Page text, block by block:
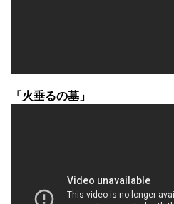
「火垂るの墓」